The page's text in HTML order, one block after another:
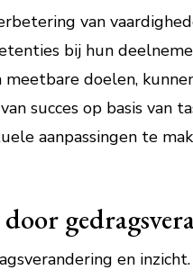
van
bij hun
doelen,
succes op basis van
aanpassingen te
door
en